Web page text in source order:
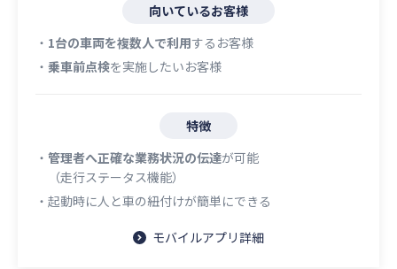
向いているお客様
・ 1台の車両を複数人で利用するお客様
・ 乗車前点検を実施したいお客様
特徴
・ 管理者へ正確な業務状況の伝達が可能
（走行ステータス機能）
・起動時に人と車の紐付けが簡単にできる
モバイルアプリ詳細